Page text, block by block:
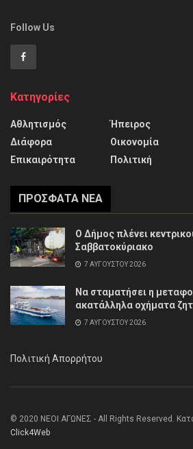
Follow Us
Κατηγορίες
Αθλητισμός
Διάφορα
Επικαιρότητα
Ήπειρος
Οικονομία
Πολιτική
ΠΡΌΣΦΑΤΑ ΝΈΑ
Ο Δήμος πλένει
Σαββατοκύριακο
7 ΑΥΓΟΎΣΤΟΥ 2026
Να σταματήσει η
ακατάλληλα οχήματα
7 ΑΥΓΟΎΣΤΟΥ 2026
Πολιτική Απορρήτου
© 2020 ΝΕΟΙ ΑΓΩΝΕΣ - All Rights Reserved.
Click4Web